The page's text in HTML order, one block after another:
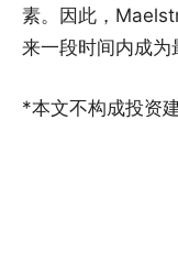
素。因此，
来一段时间内成为
*本文不构成投资建